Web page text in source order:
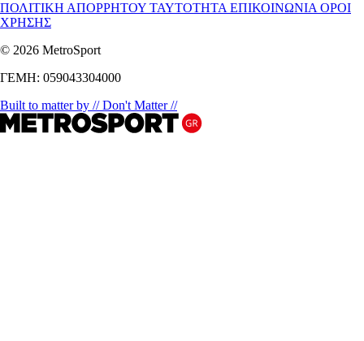
ΠΟΛΙΤΙΚΗ ΑΠΟΡΡΗΤΟΥ ΤΑΥΤΟΤΗΤΑ ΕΠΙΚΟΙΝΩΝΙΑ ΟΡΟΙ
ΧΡΗΣΗΣ
© 2026 MetroSport
ΓΕΜΗ: 059043304000
Built to matter by // Don't Matter //